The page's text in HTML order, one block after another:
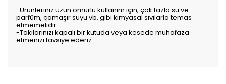
-Ürünleriniz uzun ömürlü kullanım için; çok fazla su ve
parfüm, çamaşır suyu vb. gibi kimyasal sıvılarla temas
etmemelidir.
-Takılarınızı kapalı bir kutuda veya kesede muhafaza
etmenizi tavsiye ederiz.